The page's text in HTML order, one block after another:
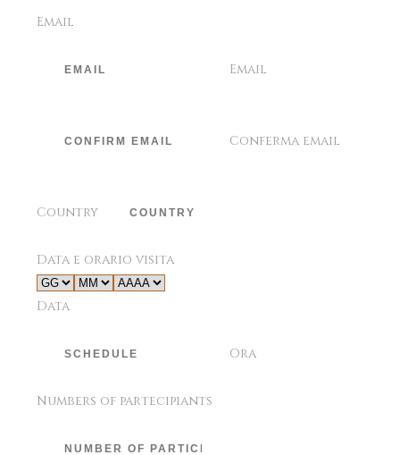
Email
Email
Conferma email
Country
Data e orario visita
Data
Ora
Numbers of partecipiants